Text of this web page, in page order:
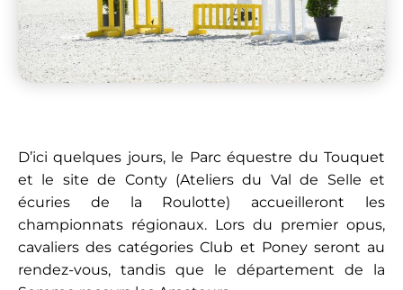
D’ici quelques jours, le Parc équestre du Touquet
et le site de Conty (Ateliers du Val de Selle et
écuries de la Roulotte) accueilleront les
championnats régionaux. Lors du premier opus,
cavaliers des catégories Club et Poney seront au
rendez-vous, tandis que le département de la